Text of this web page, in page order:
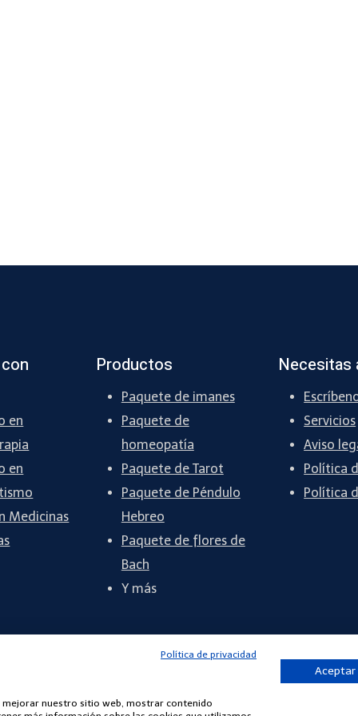
en
en
Medicinas
Productos
Paquete de imanes
Paquete de
homeopatía
Paquete de Tarot
Paquete de Péndulo
Hebreo
Paquete de flores de
Bach
Y más
Necesitas
Servicios
Aviso
Política
Política
Política de privacidad
mejorar nuestro sitio web, mostrar contenido
Aceptar